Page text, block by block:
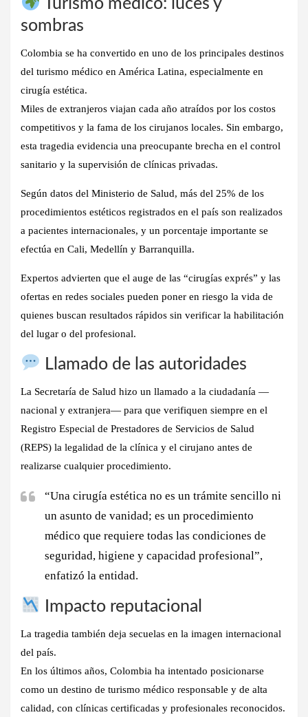
Turismo médico: luces y
sombras
Colombia se ha convertido en uno de los principales destinos
del turismo médico en América Latina, especialmente en
cirugía estética.
Miles de extranjeros viajan cada año atraídos por los costos
competitivos y la fama de los cirujanos locales. Sin embargo,
esta tragedia evidencia una preocupante brecha en el control
sanitario y la supervisión de clínicas privadas.
Según datos del Ministerio de Salud, más del 25% de los
procedimientos estéticos registrados en el país son realizados
a pacientes internacionales, y un porcentaje importante se
efectúa en Cali, Medellín y Barranquilla.
Expertos advierten que el auge de las “cirugías exprés” y las
ofertas en redes sociales pueden poner en riesgo la vida de
quienes buscan resultados rápidos sin verificar la habilitación
del lugar o del profesional.
Llamado de las autoridades
La Secretaría de Salud hizo un llamado a la ciudadanía —
nacional y extranjera— para que verifiquen siempre en el
Registro Especial de Prestadores de Servicios de Salud
(REPS) la legalidad de la clínica y el cirujano antes de
realizarse cualquier procedimiento.
“Una cirugía estética no es un trámite sencillo ni
un asunto de vanidad; es un procedimiento
médico que requiere todas las condiciones de
seguridad, higiene y capacidad profesional”,
enfatizó la entidad.
Impacto reputacional
La tragedia también deja secuelas en la imagen internacional
del país.
En los últimos años, Colombia ha intentado posicionarse
como un destino de turismo médico responsable y de alta
calidad, con clínicas certificadas y profesionales reconocidos.